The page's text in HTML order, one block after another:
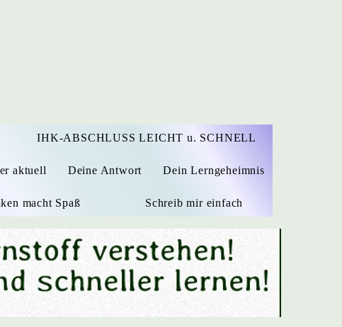
IHK-ABSCHLUSS LEICHT u. SCHNELL
aktuell Deine Antwort Dein Lerngeheimnis
macht Spaß Schreib mir einfach